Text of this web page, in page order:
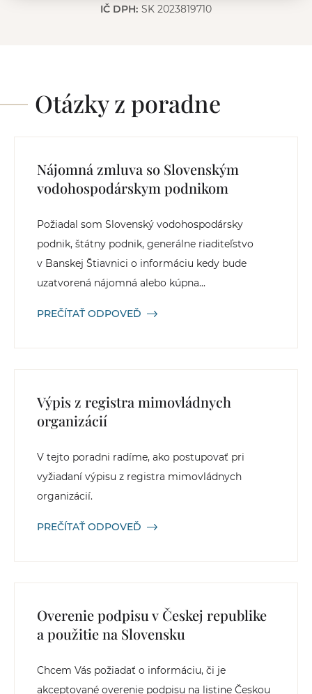
IČ DPH: SK 2023819710
Otázky z poradne
Nájomná zmluva so Slovenským
vodohospodárskym podnikom
Požiadal som Slovenský vodohospodársky
podnik, štátny podnik, generálne riaditeľstvo
v Banskej Štiavnici o informáciu kedy bude
uzatvorená nájomná alebo kúpna...
PREČÍTAŤ ODPOVEĎ
Výpis z registra mimovládnych
organizácií
V tejto poradni radíme, ako postupovať pri
vyžiadaní výpisu z registra mimovládnych
organizácií.
PREČÍTAŤ ODPOVEĎ
Overenie podpisu v Českej republike
a použitie na Slovensku
Chcem Vás požiadať o informáciu, či je
akceptované overenie podpisu na listine Českou